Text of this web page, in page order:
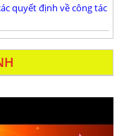
quyết định về công tác